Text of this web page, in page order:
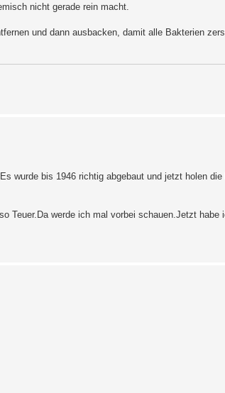
nicht gerade rein macht.
und dann ausbacken, damit alle Bakterien
wurde bis 1946 richtig abgebaut und jetzt holen die
Teuer.Da werde ich mal vorbei schauen.Jetzt habe